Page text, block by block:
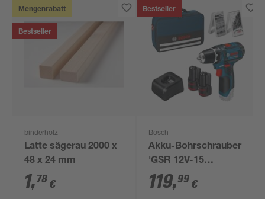
Mengenrabatt
Bestseller
binderholz
Latte sägerau 2000 x
48 x 24 mm
1,78 €
Bestseller
Bosch
Akku-Bohrschrauber
'GSR 12V-15
Professional' mit 2
Akkus, Tasche und
119,99 €